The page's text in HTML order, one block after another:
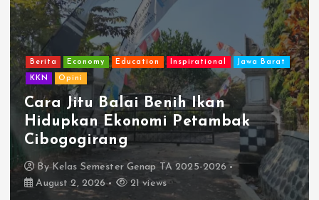
Berita Economy Education Inspirational Jawa Barat
KKN Opini
Cara Jitu Balai Benih Ikan
Hidupkan Ekonomi Petambak
Cibogogirang
ByKelas Semester Genap TA 2025-2026
August 2, 2026
21 views